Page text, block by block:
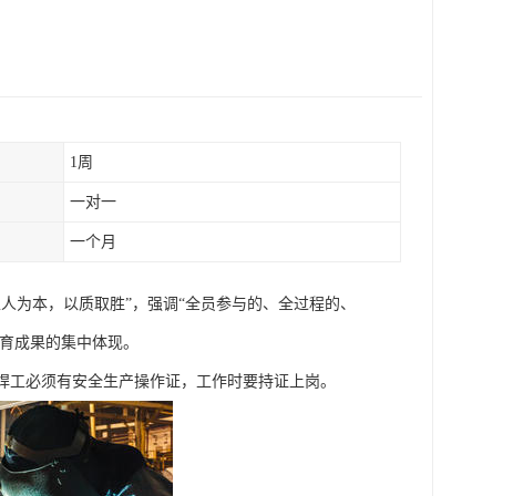
1周
一对一
一个月
本，以质取胜”，强调“全员参与的、全过程的、
成果的集中体现。
必须有安全生产操作证，工作时要持证上岗。